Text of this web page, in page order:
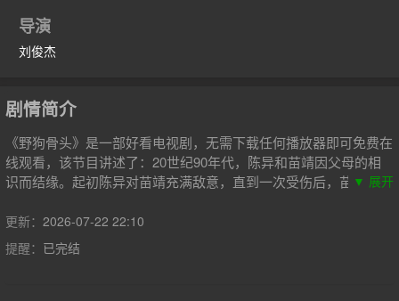
导演
刘俊杰
剧情简介
《野狗骨头》是一部好看电视剧，无需下载任何播放器即可免费在
线观看，该节目讲述了：20世纪90年代，陈异和苗靖因父母的相
识而结缘。起初陈异对苗靖充满敌意，直到一次受伤后，苗靖的善
家大人并未走到一起，两个孩子却不得不相依为命。来到大学，苗
靖勇敢告白，陈异却被卷入纵火案，成为关键证人，为保护苗靖，
他逼她离开了藤城，配合警方抓捕嫌犯。多年后，陈异经营着一家
▼ 展开
更新： 2026-07-22 22:10
提醒： 已完结